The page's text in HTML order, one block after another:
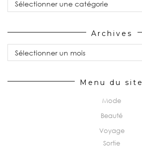
Archives
Archives
Menu du site
Mode
Beauté
Voyage
Sortie